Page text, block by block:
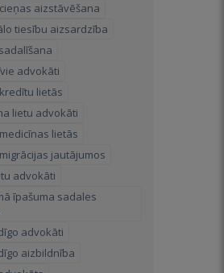
aizstāvēšana
tiesību aizsardzība
advokāti
lietās
lietu advokāti
lietās
jautājumos
advokāti
īpašuma sadales
advokāti
aizbildnība